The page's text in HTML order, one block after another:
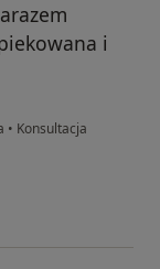
i
• Konsultacja